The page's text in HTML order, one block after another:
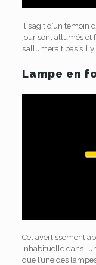
Il s’agit d’un
jour sont allumés et
s’allumerait pas s’il
Lampe en
Cet avertissement
inhabituelle dans
que l’une des